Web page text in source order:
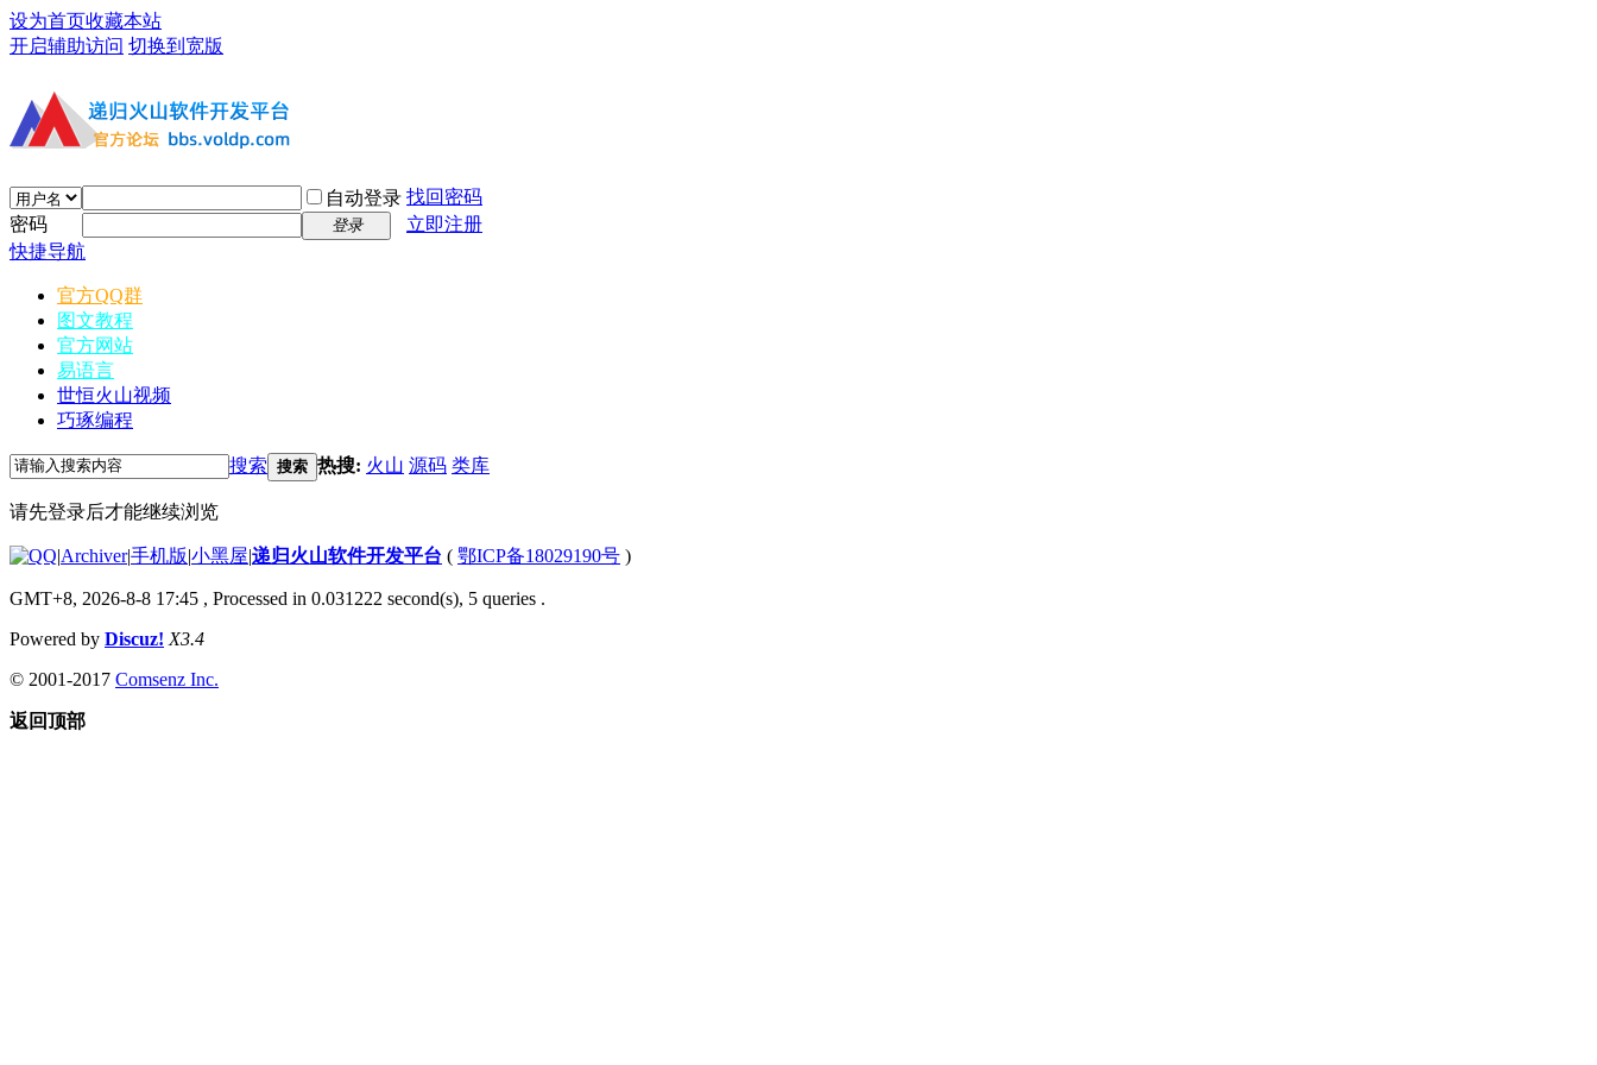
设为首页收藏本站
开启辅助访问 切换到宽版
自动登录 找回密码
密码
登录
立即注册
快捷导航
官方QQ群
图文教程
官方网站
易语言
世恒火山视频
巧琢编程
搜索 搜索 热搜: 火山 源码 类库
请先登录后才能继续浏览
|Archiver|手机版|小黑屋|递归火山软件开发平台 ( 鄂ICP备18029190号 )
GMT+8, 2026-8-8 17:45 , Processed in 0.031222 second(s), 5 queries .
Powered by Discuz! X3.4
© 2001-2017 Comsenz Inc.
返回顶部